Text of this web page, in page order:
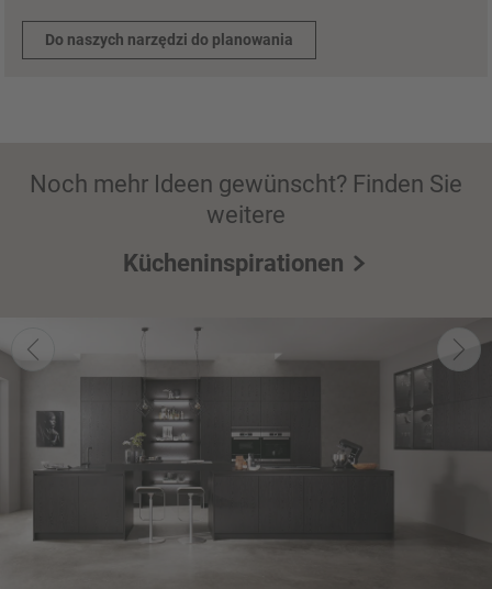
Do naszych narzędzi do planowania
Noch mehr Ideen gewünscht? Finden Sie
weitere
Kücheninspirationen